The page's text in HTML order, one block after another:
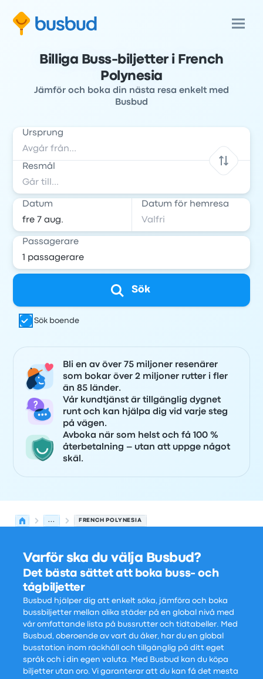
Billiga Buss-biljetter i French
Polynesia
Jämför och boka din nästa resa enkelt med
Busbud
Ursprung
Resmål
Datum Datum för hemresa
Passagerare
Sök
Sök boende
Bli en av över 75 miljoner resenärer
som bokar över 2 miljoner rutter i fler
än 85 länder.
Vår kundtjänst är tillgänglig dygnet
runt och kan hjälpa dig vid varje steg
på vägen.
Avboka när som helst och få 100 %
återbetalning – utan att uppge något
skäl.
... FRENCH POLYNESIA
Varför ska du välja Busbud?
Det bästa sättet att boka buss- och
tågbiljetter
Busbud hjälper dig att enkelt söka, jämföra och boka
bussbiljetter mellan olika städer på en global nivå med
vår omfattande lista på bussrutter och tidtabeller. Med
Busbud, oberoende av vart du åker, har du en global
busstation inom räckhåll och tillgänglig på ditt eget
språk och i din egen valuta. Med Busbud kan du köpa
biljetter utan oro. Vi garanterar att du kan få det mesta